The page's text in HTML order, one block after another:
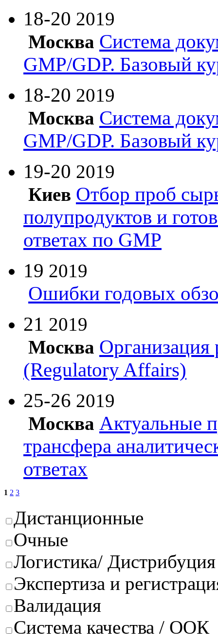
18-20 2019
Москва Система
GMP/GDP. Базовый
18-20 2019
Москва Система
GMP/GDP. Базовый
19-20 2019
Киев Отбор проб
полупродуктов и
ответах по GMP
19 2019
Ошибки годовых
21 2019
Москва Организация
(Regulatory Affairs)
25-26 2019
Москва Актуальные
трансфера
ответах
1 2 3
Дистанционные
Очные
Логистика/
Экспертиза и
Валидация
Система качества / ООК